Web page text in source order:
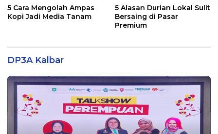
5 Cara Mengolah Ampas
Kopi Jadi Media Tanam
5 Alasan Durian Lokal Sulit
Bersaing di Pasar
Premium
DP3A Kalbar